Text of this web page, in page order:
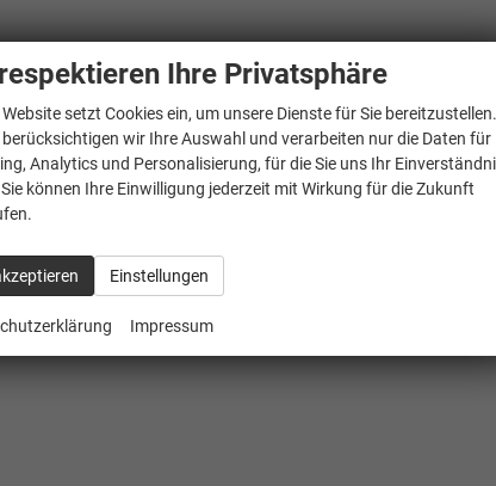
Ihre Privatsphäre
Website setzt Cookies ein, um unsere Dienste für Sie
berücksichtigen wir Ihre Auswahl und verarbeiten nur die Daten für
Analytics und Personalisierung, für die Sie uns Ihr
können Ihre Einwilligung jederzeit mit Wirkung für die Zukunft
Einstellungen
Impressum